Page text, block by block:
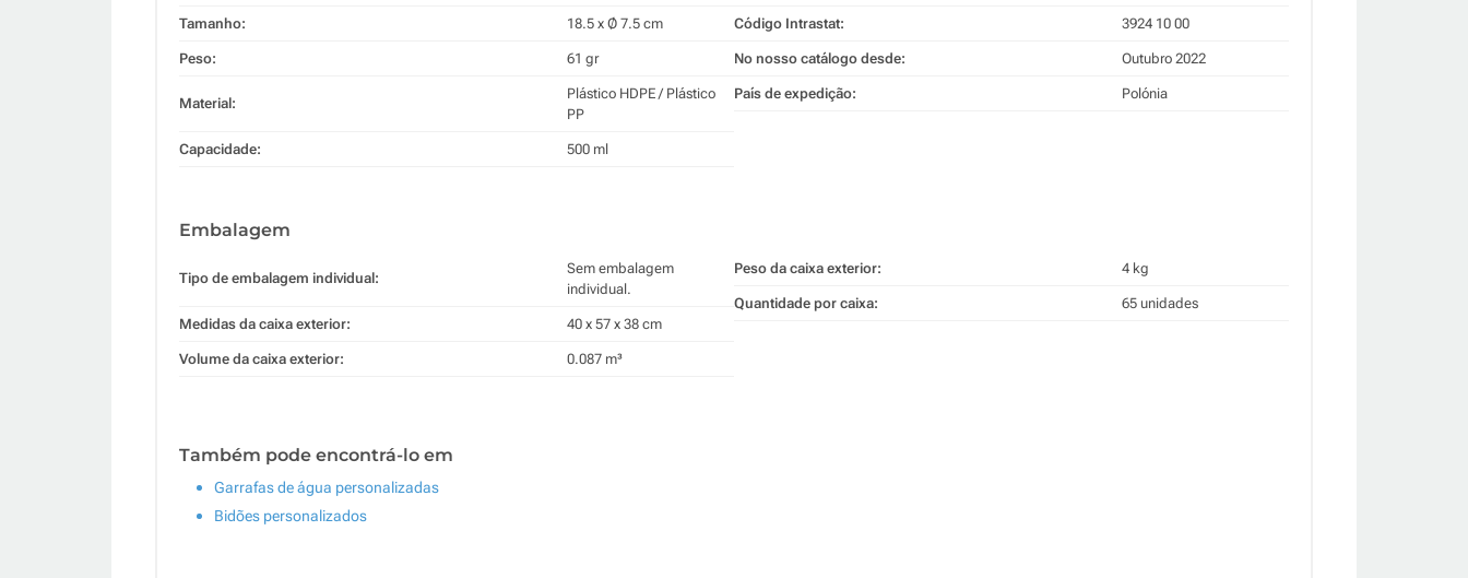
Tamanho: 18.5 x Ø 7.5 cm
Peso: 61 gr
Material:
Plástico HDPE / Plástico
PP
Capacidade: 500 ml
Código Intrastat: 3924 10 00
No nosso catálogo desde: Outubro 2022
País de expedição: Polónia
Embalagem
Tipo de embalagem individual:
Sem embalagem
individual.
Medidas da caixa exterior: 40 x 57 x 38 cm
Volume da caixa exterior: 0.087 m³
Peso da caixa exterior: 4 kg
Quantidade por caixa: 65 unidades
Também pode encontrá-lo em
Garrafas de água personalizadas
Bidões personalizados